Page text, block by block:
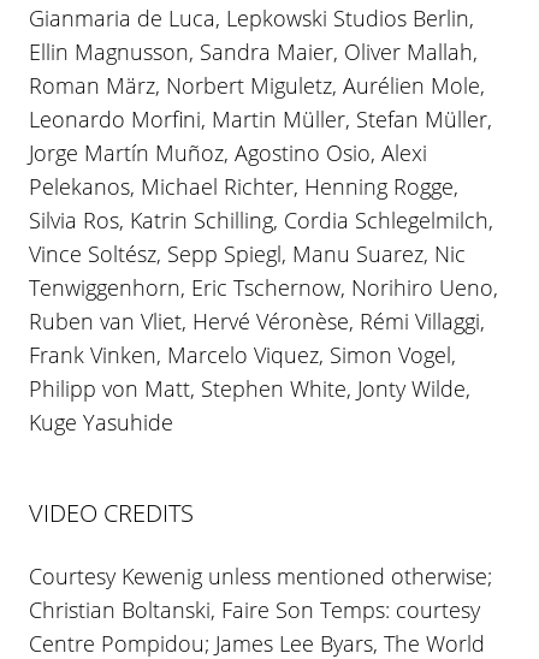
Gianmaria de Luca, Lepkowski Studios Berlin,
Ellin Magnusson, Sandra Maier, Oliver Mallah,
Roman März, Norbert Miguletz, Aurélien Mole,
Leonardo Morfini, Martin Müller, Stefan Müller,
Jorge Martín Muñoz, Agostino Osio, Alexi
Pelekanos, Michael Richter, Henning Rogge,
Silvia Ros, Katrin Schilling, Cordia Schlegelmilch,
Vince Soltész, Sepp Spiegl, Manu Suarez, Nic
Tenwiggenhorn, Eric Tschernow, Norihiro Ueno,
Ruben van Vliet, Hervé Véronèse, Rémi Villaggi,
Frank Vinken, Marcelo Viquez, Simon Vogel,
Philipp von Matt, Stephen White, Jonty Wilde,
Kuge Yasuhide
VIDEO CREDITS
Courtesy Kewenig unless mentioned otherwise;
Christian Boltanski, Faire Son Temps: courtesy
Centre Pompidou; James Lee Byars, The World